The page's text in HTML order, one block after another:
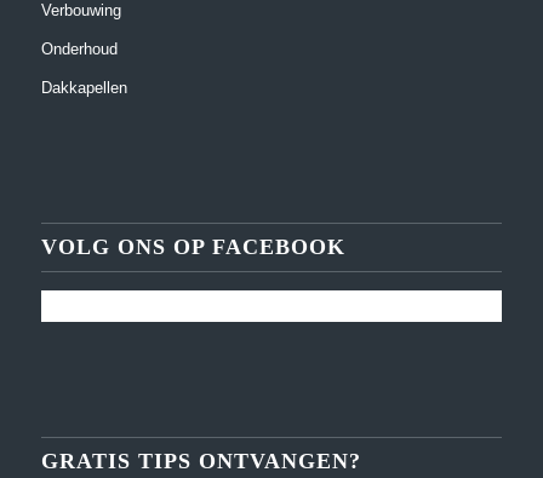
Verbouwing
Onderhoud
Dakkapellen
VOLG ONS OP FACEBOOK
GRATIS TIPS ONTVANGEN?